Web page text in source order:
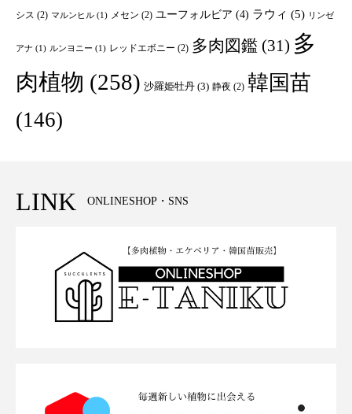
シス (2) マルンヒル (1) メセン (2) ユーフォルビア (4) ラウィ (5) リンゼ
アナ (1) ルンヨニー (1) レッドエボニー (2) 多肉図鑑 (31) 多
肉植物 (258) 沙羅姫牡丹 (3) 静夜 (2) 韓国苗
(146)
LINK ONLINESHOP・SNS